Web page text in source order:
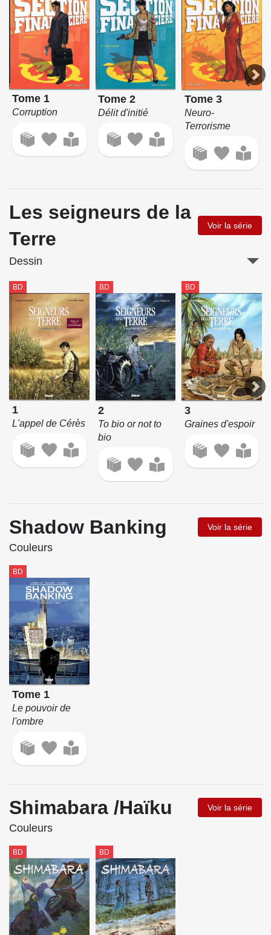
Tome 1
Corruption
Tome 2
Délit d'initié
Tome 3
Neuro-
Terrorisme
Les seigneurs de la
Terre
Voir la série
Dessin
BD
1
L'appel de Cérès
BD
2
To bio or not to
bio
BD
3
Graines d'espoir
Shadow Banking Voir la série
Couleurs
BD
Tome 1
Le pouvoir de
l'ombre
Shimabara /Haïku Voir la série
Couleurs
BD BD